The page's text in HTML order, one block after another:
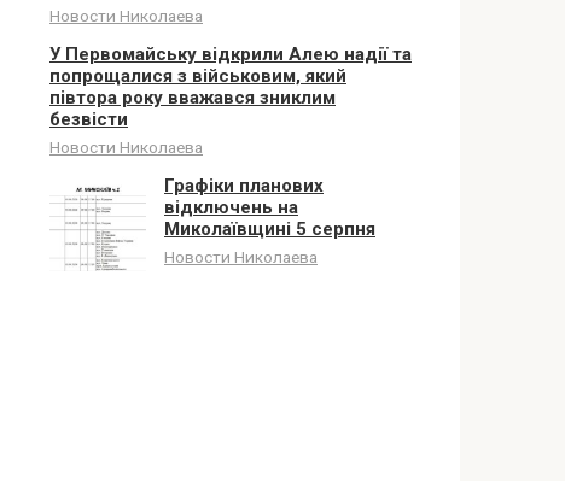
Новости Николаева
У Первомайську відкрили Алею надії та
попрощалися з військовим, який
півтора року вважався зниклим
безвісти
Новости Николаева
Графіки планових
відключень на
Миколаївщині 5 серпня
Новости Николаева